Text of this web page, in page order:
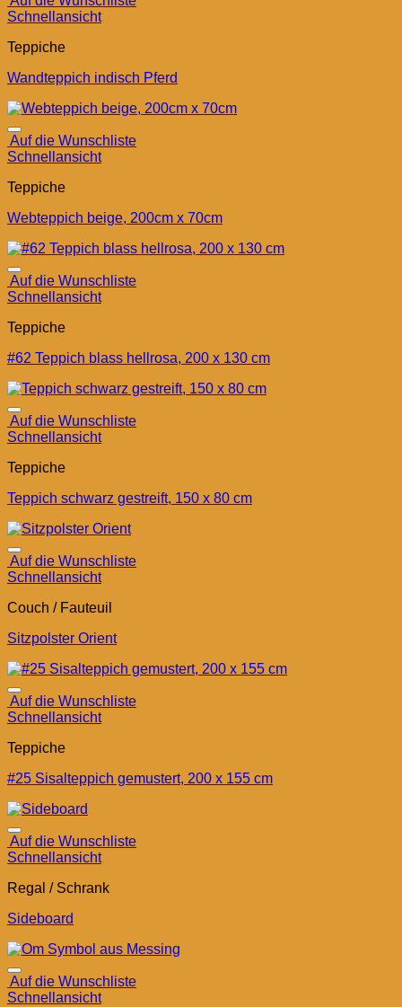
Schnellansicht
Teppiche
Wandteppich indisch Pferd
Auf die Wunschliste
Schnellansicht
Teppiche
Webteppich beige, 200cm x 70cm
Auf die Wunschliste
Schnellansicht
Teppiche
#62 Teppich blass hellrosa, 200 x 130 cm
Auf die Wunschliste
Schnellansicht
Teppiche
Teppich schwarz gestreift, 150 x 80 cm
Auf die Wunschliste
Schnellansicht
Couch / Fauteuil
Sitzpolster Orient
Auf die Wunschliste
Schnellansicht
Teppiche
#25 Sisalteppich gemustert, 200 x 155 cm
Auf die Wunschliste
Schnellansicht
Regal / Schrank
Sideboard
Auf die Wunschliste
Schnellansicht